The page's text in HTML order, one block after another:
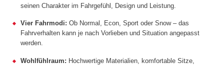
seinen Charakter im Fahrgefühl, Design und Leistung.
Vier Fahrmodi: Ob Normal, Econ, Sport oder Snow – das
Fahrverhalten kann je nach Vorlieben und Situation angepasst
werden.
Wohlfühlraum: Hochwertige Materialien, komfortable Sitze,